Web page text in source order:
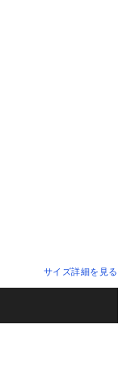
サイズ詳細を見る